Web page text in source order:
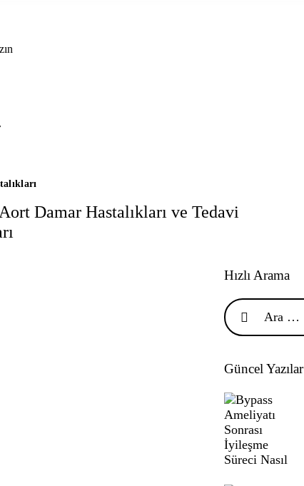
Damar Hastalıkları ve Tedavi
Hızlı Arama
Güncel Yazılar